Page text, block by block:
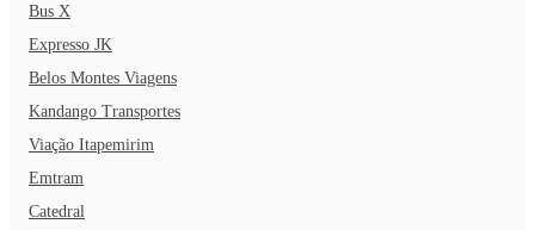
Bus X
Expresso JK
Belos Montes Viagens
Kandango Transportes
Viação Itapemirim
Emtram
Catedral